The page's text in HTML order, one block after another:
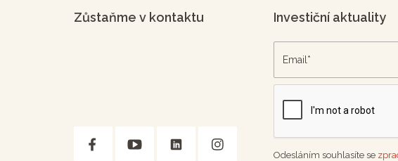
Zůstaňme v kontaktu Investiční aktuality
Odesláním souhlasíte se